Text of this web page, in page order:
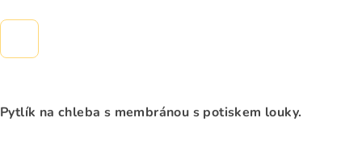
Pytlík na chleba s membránou s potiskem louky.